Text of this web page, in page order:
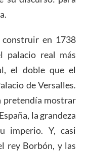
construir en 1738
palacio real más
el doble que el
de Versalles.
pretendía mostrar
la grandeza
imperio. Y, casi
rey Borbón, y las